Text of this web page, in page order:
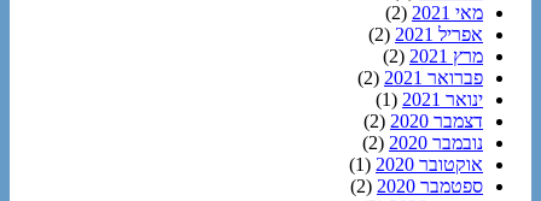
מאי 2021
(2)
אפריל 2021
(2)
מרץ 2021
(2)
פברואר 2021
(2)
ינואר 2021
(1)
דצמבר 2020
(2)
נובמבר 2020
(2)
אוקטובר 2020
(1)
ספטמבר 2020
(2)